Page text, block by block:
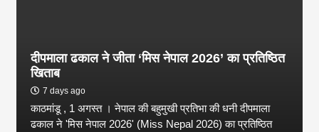
दीपमाला ढकाल ने जीता ‘मिस नेपाल 2026’ का प्रतिष्ठित
खिताब
7 days ago
काठमांडू , 1 अगस्त । नेपाल की बहुमुखी प्रतिभा की धनी दीपमाला
ढकाल ने 'मिस नेपाल 2026' (Miss Nepal 2026) का प्रतिष्ठित